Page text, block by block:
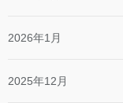
2026年1月
2025年12月